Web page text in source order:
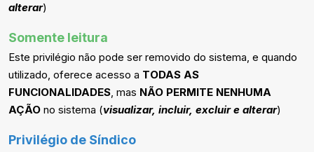
alterar)
Somente leitura
Este privilégio não pode ser removido do sistema, e quando
utilizado, oferece acesso a TODAS AS
FUNCIONALIDADES, mas NÃO PERMITE NENHUMA
AÇÃO no sistema (visualizar, incluir, excluir e alterar)
Privilégio de Síndico